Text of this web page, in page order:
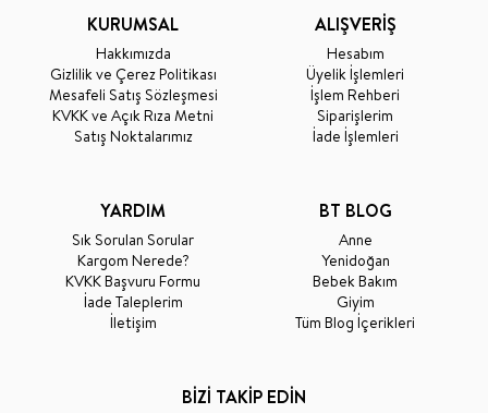
KURUMSAL
Hakkımızda
Gizlilik ve Çerez Politikası
Mesafeli Satış Sözleşmesi
KVKK ve Açık Rıza Metni
Satış Noktalarımız
ALIŞVERİŞ
Hesabım
Üyelik İşlemleri
İşlem Rehberi
Siparişlerim
İade İşlemleri
YARDIM
Sık Sorulan Sorular
Kargom Nerede?
KVKK Başvuru Formu
İade Taleplerim
İletişim
BT BLOG
Anne
Yenidoğan
Bebek Bakım
Giyim
Tüm Blog İçerikleri
BİZİ TAKİP EDİN